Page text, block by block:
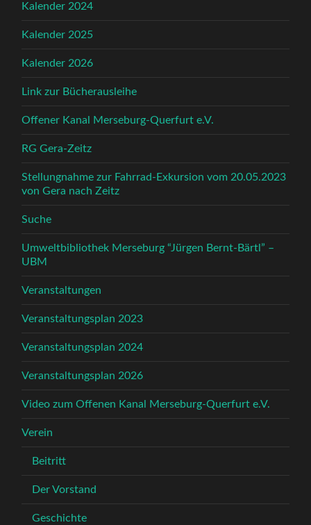
Kalender 2024
Kalender 2025
Kalender 2026
Link zur Bücherausleihe
Offener Kanal Merseburg-Querfurt e.V.
RG Gera-Zeitz
Stellungnahme zur Fahrrad-Exkursion vom 20.05.2023
von Gera nach Zeitz
Suche
Umweltbibliothek Merseburg “Jürgen Bernt-Bärtl” –
UBM
Veranstaltungen
Veranstaltungsplan 2023
Veranstaltungsplan 2024
Veranstaltungsplan 2026
Video zum Offenen Kanal Merseburg-Querfurt e.V.
Verein
Beitritt
Der Vorstand
Geschichte